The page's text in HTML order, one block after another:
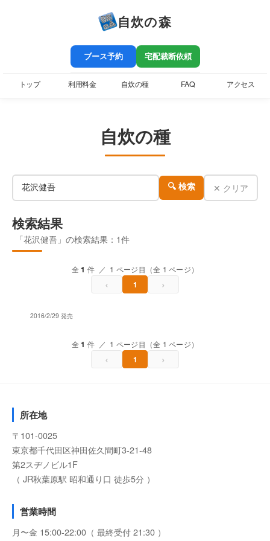
自炊の森
ブース予約 宅配裁断依頼
トップ 利用料金 自炊の種 FAQ アクセス
自炊の種
🔍 検索 ✕ クリア
検索結果
「花沢健吾」の検索結果：1件
全1 件 ／ 1 ページ目（全 1 ページ）
‹ 1 ›
2016/2/29 発売
全1 件 ／ 1 ページ目（全 1 ページ）
‹ 1 ›
所在地
〒101-0025
東京都千代田区神田佐久間町3-21-48
第2スヂノビル1F
（ JR秋葉原駅 昭和通り口 徒歩5分 ）
営業時間
月〜金 15:00-22:00（ 最終受付 21:30 ）